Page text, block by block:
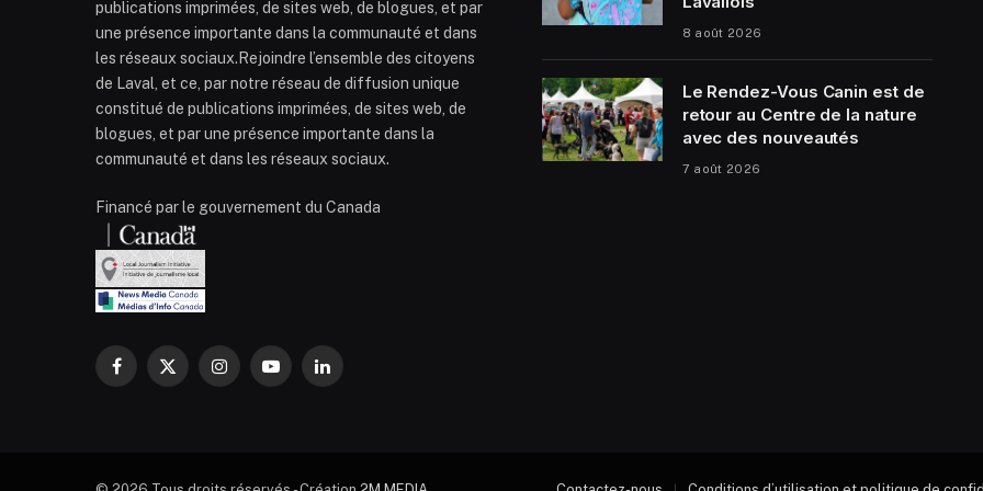
publications imprimées, de sites web, de blogues, et par
une présence importante dans la communauté et dans
les réseaux sociaux.Rejoindre l’ensemble des citoyens
de Laval, et ce, par notre réseau de diffusion unique
constitué de publications imprimées, de sites web, de
blogues, et par une présence importante dans la
communauté et dans les réseaux sociaux.
Financé par le gouvernement du Canada
Facebook
X
InstagramYouTubeLinkedIn
8 août 2026
Le Rendez-Vous Canin est de
retour au Centre de la nature
avec des nouveautés
7 août 2026